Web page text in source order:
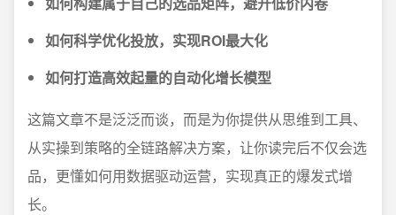
如何科学优化投放，实现ROI最大化
如何打造高效起量的自动化增长模型
这篇文章不是泛泛而谈，而是为你提供从思维到工具、
从实操到策略的全链路解决方案，让你读完后不仅会选
品，更懂如何用数据驱动运营，实现真正的爆发式增
长。